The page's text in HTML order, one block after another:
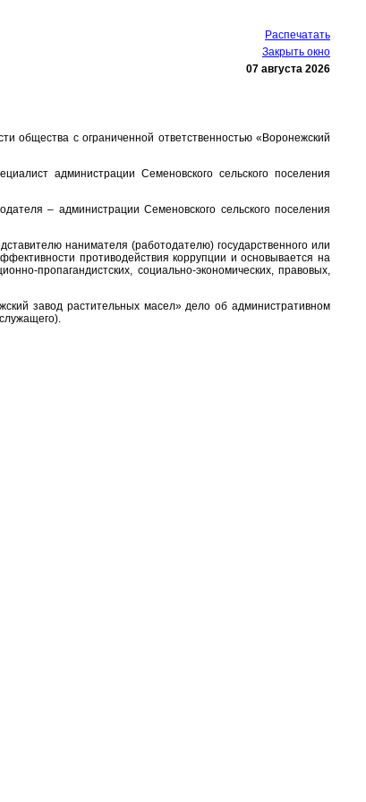
Распечатать
Закрыть окно
07 августа 2026
общества с ограниченной ответственностью «Воронежский
администрации Семеновского сельского поселения
– администрации Семеновского сельского поселения
нанимателя (работодателю) государственного или
противодействия коррупции и основывается на
пропагандистских, социально-экономических, правовых,
завод растительных масел» дело об административном